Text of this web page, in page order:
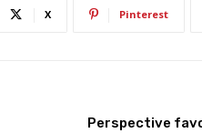
X Pinterest
Perspective